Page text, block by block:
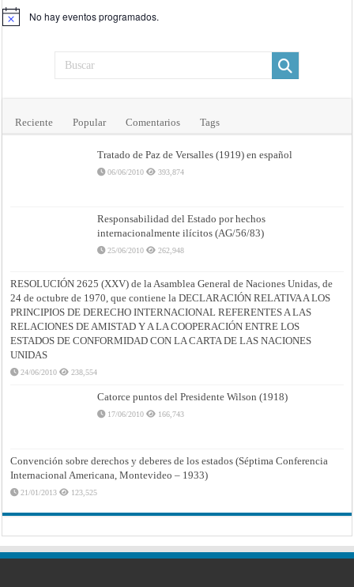
Aviso No hay eventos programados.
Reciente Popular Comentarios Tags
Tratado de Paz de Versalles (1919) en español
06/06/2010 393,874
Responsabilidad del Estado por hechos
internacionalmente ilícitos (AG/56/83)
25/06/2010 262,948
RESOLUCIÓN 2625 (XXV) de la Asamblea General de Naciones Unidas, de
24 de octubre de 1970, que contiene la DECLARACIÓN RELATIVA A LOS
PRINCIPIOS DE DERECHO INTERNACIONAL REFERENTES A LAS
RELACIONES DE AMISTAD Y A LA COOPERACIÓN ENTRE LOS
ESTADOS DE CONFORMIDAD CON LA CARTA DE LAS NACIONES
UNIDAS
24/06/2010 238,554
Catorce puntos del Presidente Wilson (1918)
17/06/2010 166,743
Convención sobre derechos y deberes de los estados (Séptima Conferencia
Internacional Americana, Montevideo – 1933)
21/01/2013 123,525